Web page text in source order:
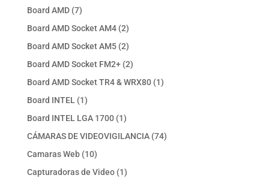
productos
Board AMD 77
productos
Board AMD Socket AM4 22
productos
Board AMD Socket AM5 22
productos
Board AMD Socket FM2+ 22
productos
Board AMD Socket TR4 & WRX80 11
Board INTEL 11
producto
Board INTEL LGA 1700 11
producto
CÁMARAS DE VIDEOVIGILANCIA 7474
Camaras Web 1010
productos
Capturadoras de Video 11